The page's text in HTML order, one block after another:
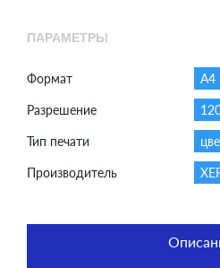
ПАРАМЕТРЫ
Формат A4
Разрешение
Тип печати
Производитель